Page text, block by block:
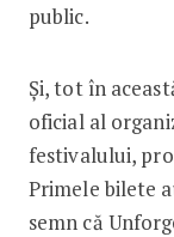
public.
Și, tot în
oficial al
festivalului,
Primele bilete
semn că